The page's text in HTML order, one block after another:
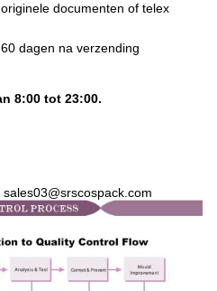
documenten of telex
dagen na verzending
8:00 tot 23:00.